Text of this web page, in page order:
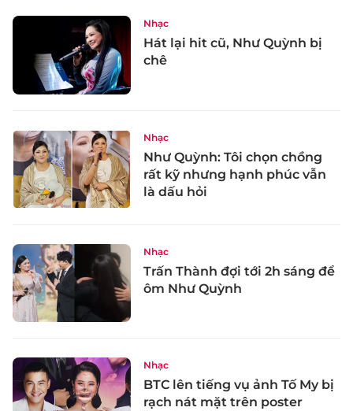
Nhạc
Hát lại hit cũ, Như Quỳnh bị
chê
Nhạc
Như Quỳnh: Tôi chọn chồng
rất kỹ nhưng hạnh phúc vẫn
là dấu hỏi
Nhạc
Trấn Thành đợi tới 2h sáng để
ôm Như Quỳnh
Nhạc
BTC lên tiếng vụ ảnh Tố My bị
rạch nát mặt trên poster